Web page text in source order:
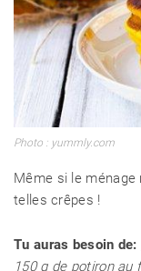
Photo : yummly.com
Même si le
telles crêpes !
Tu auras besoin de:
150 g de potiron au